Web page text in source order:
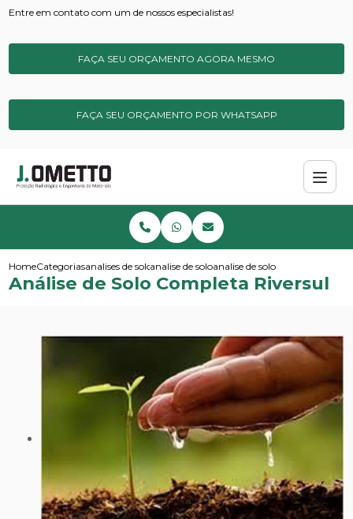
Entre em contato com um de nossos especialistas!
FAÇA SEU ORÇAMENTO AGORA MESMO
FAÇA SEU ORÇAMENTO POR WHATSAPP
HomeCategoriasanalises de solos e sedimentos
analise de soloanalise de solo completa
Análise de Solo Completa Riversul